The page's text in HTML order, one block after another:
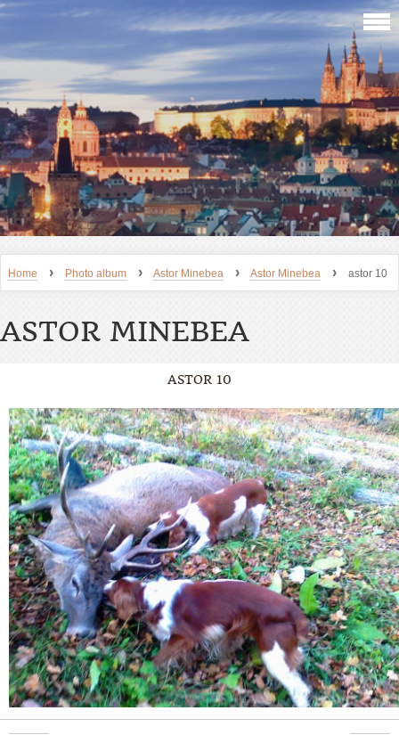
Home › Photo album › Astor Minebea › Astor Minebea › astor 10
ASTOR MINEBEA
ASTOR 10